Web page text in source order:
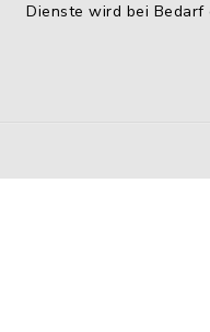
Dienste wird bei